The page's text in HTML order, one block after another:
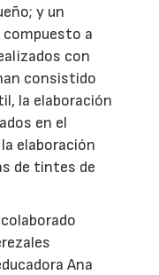
y un
a
con
consistido
la elaboración
en el
elaboración
de tintes de
Ana